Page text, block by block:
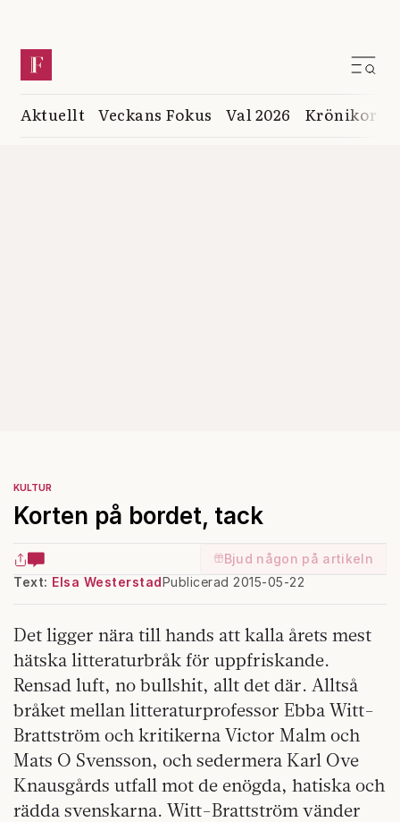
Aktuellt Veckans Fokus Val 2026 Krönikor
KULTUR
Korten på bordet, tack
Bjud någon på artikeln
Text: Elsa WesterstadPublicerad 2015-05-22
Det ligger nära till hands att kalla årets mest
hätska litteraturbråk för uppfriskande.
Rensad luft, no bullshit, allt det där. Alltså
bråket mellan litteraturprofessor Ebba Witt-
Brattström och kritikerna Victor Malm och
Mats O Svensson, och sedermera Karl Ove
Knausgårds utfall mot de enögda, hatiska och
rädda svenskarna. Witt-Brattström vänder